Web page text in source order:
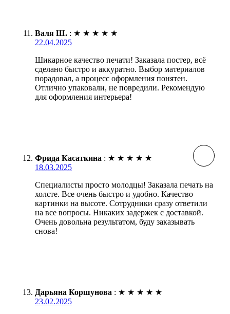
Валя Ш. : ★ ★ ★ ★ ★
22.04.2025
Шикарное качество печати! Заказала постер, всё
сделано быстро и аккуратно. Выбор материалов
порадовал, а процесс оформления понятен.
Отлично упаковали, не повредили. Рекомендую
для оформления интерьера!
Фрида Касаткина : ★ ★ ★ ★ ★
18.03.2025
Специалисты просто молодцы! Заказала печать на
холсте. Все очень быстро и удобно. Качество
картинки на высоте. Сотрудники сразу ответили
на все вопросы. Никаких задержек с доставкой.
Очень довольна результатом, буду заказывать
снова!
Дарьяна Коршунова : ★ ★ ★ ★ ★
23.02.2025